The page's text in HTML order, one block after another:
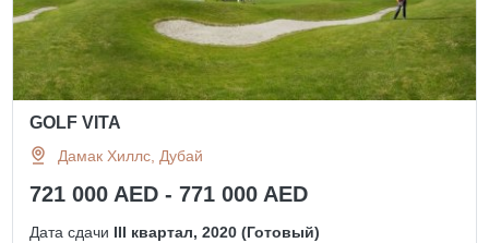
GOLF VITA
Дамак Хиллс, Дубай
721 000 AED - 771 000 AED
Дата сдачи III квартал, 2020 (Готовый)